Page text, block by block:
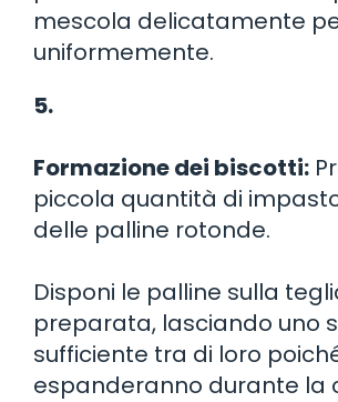
mescola delicatamente
uniformemente.
5.
Formazione dei biscotti:
piccola quantità di
delle palline rotonde.
Disponi le palline sulla
preparata, lasciando uno
sufficiente tra di loro
espanderanno durante la